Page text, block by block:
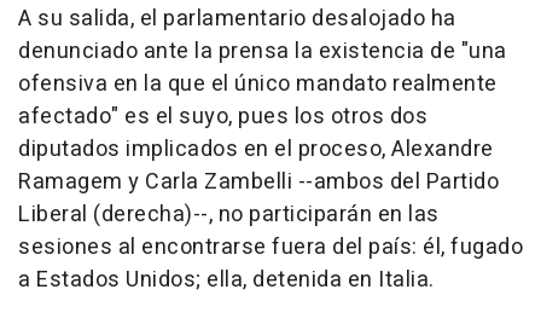
A su salida, el parlamentario desalojado ha
denunciado ante la prensa la existencia de "una
ofensiva en la que el único mandato realmente
afectado" es el suyo, pues los otros dos
diputados implicados en el proceso, Alexandre
Ramagem y Carla Zambelli --ambos del Partido
Liberal (derecha)--, no participarán en las
sesiones al encontrarse fuera del país: él, fugado
a Estados Unidos; ella, detenida en Italia.